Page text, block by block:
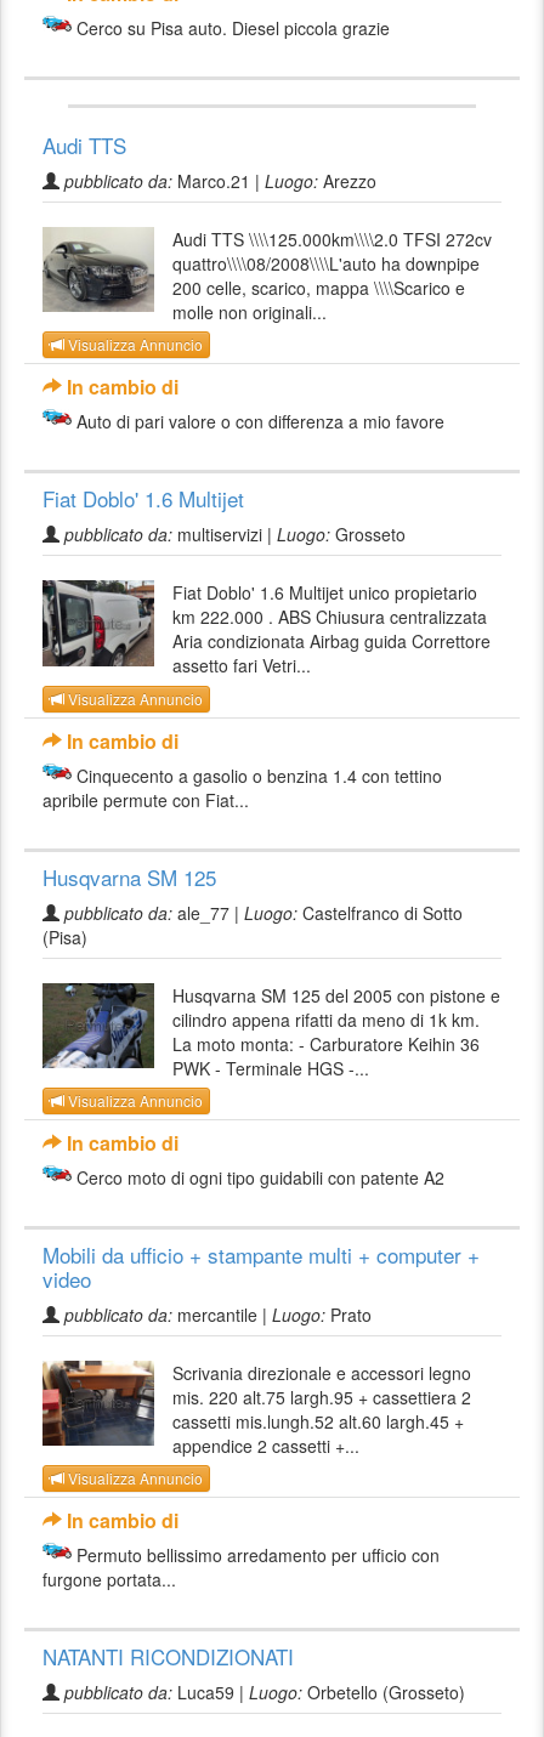
Cerco su Pisa auto. Diesel piccola grazie
Audi TTS
pubblicato da: Marco.21 | Luogo: Arezzo
Audi TTS \\\\125.000km\\\\2.0 TFSI 272cv
quattro\\\\08/2008\\\\L'auto ha downpipe
200 celle, scarico, mappa \\\\Scarico e
molle non originali...
Visualizza Annuncio
In cambio di
Auto di pari valore o con differenza a mio favore
Fiat Doblo' 1.6 Multijet
pubblicato da: multiservizi | Luogo: Grosseto
Fiat Doblo' 1.6 Multijet unico propietario
km 222.000 . ABS Chiusura centralizzata
Aria condizionata Airbag guida Correttore
assetto fari Vetri...
Visualizza Annuncio
In cambio di
Cinquecento a gasolio o benzina 1.4 con tettino
apribile permute con Fiat...
Husqvarna SM 125
pubblicato da: ale_77 | Luogo: Castelfranco di Sotto
(Pisa)
Husqvarna SM 125 del 2005 con pistone e
cilindro appena rifatti da meno di 1k km.
La moto monta: - Carburatore Keihin 36
PWK - Terminale HGS -...
Visualizza Annuncio
In cambio di
Cerco moto di ogni tipo guidabili con patente A2
Mobili da ufficio + stampante multi + computer +
video
pubblicato da: mercantile | Luogo: Prato
Scrivania direzionale e accessori legno
mis. 220 alt.75 largh.95 + cassettiera 2
cassetti mis.lungh.52 alt.60 largh.45 +
appendice 2 cassetti +...
Visualizza Annuncio
In cambio di
Permuto bellissimo arredamento per ufficio con
furgone portata...
NATANTI RICONDIZIONATI
pubblicato da: Luca59 | Luogo: Orbetello (Grosseto)